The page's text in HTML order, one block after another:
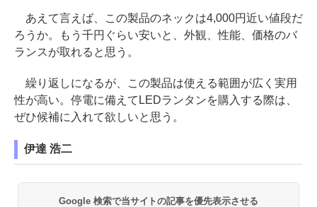
あえて言えば、この製品のネックは4,000円近い値段だ
ろうか。もう千円ぐらい安いと、外観、性能、価格のバ
ランスが取れると思う。
繰り返しになるが、この製品は使える範囲が広く実用
性が高い。停電に備えてLEDランタンを購入する際は、
ぜひ候補に入れて欲しいと思う。
伊達 浩二
Google 検索で当サイトの記事を優先表示させる